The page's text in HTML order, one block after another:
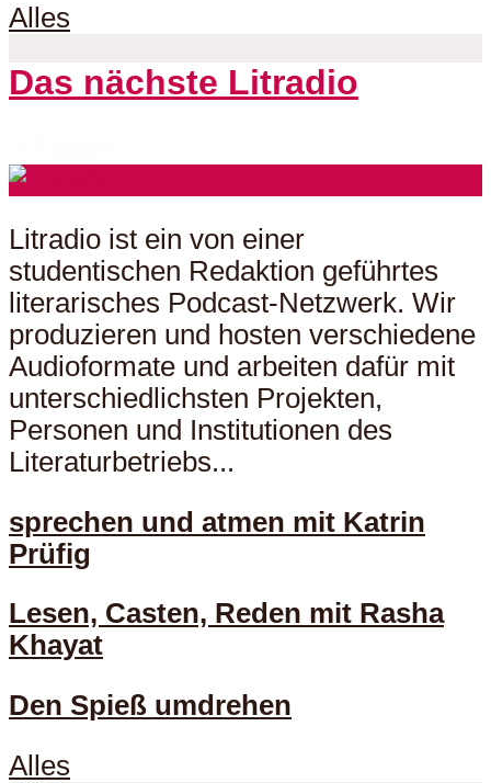
Alles
Das nächste Litradio
Litradio ist ein von einer
studentischen Redaktion geführtes
literarisches Podcast-Netzwerk. Wir
produzieren und hosten verschiedene
Audioformate und arbeiten dafür mit
unterschiedlichsten Projekten,
Personen und Institutionen des
Literaturbetriebs...
sprechen und atmen mit Katrin
Prüfig
Lesen, Casten, Reden mit Rasha
Khayat
Den Spieß umdrehen
Alles